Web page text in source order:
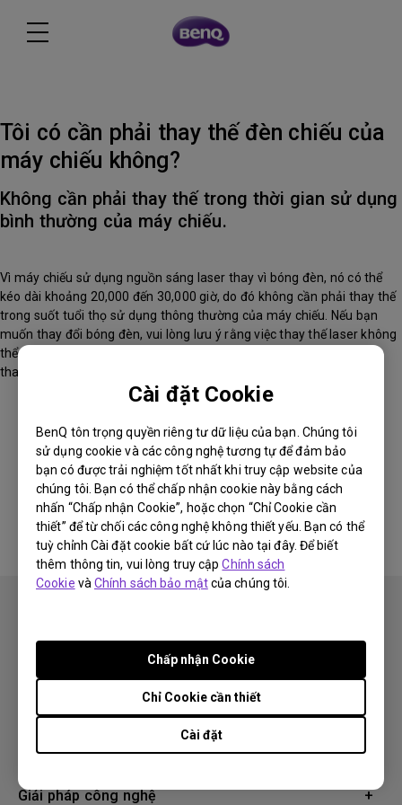
Cài đặt Cookie
BenQ tôn trọng quyền riêng tư dữ liệu của bạn. Chúng tôi
sử dụng cookie và các công nghệ tương tự để đảm bảo
bạn có được trải nghiệm tốt nhất khi truy cập website của
chúng tôi. Bạn có thể chấp nhận cookie này bằng cách
nhấn “Chấp nhận Cookie”, hoặc chọn “Chỉ Cookie cần
thiết” để từ chối các công nghệ không thiết yếu. Bạn có thể
tuỳ chỉnh Cài đặt cookie bất cứ lúc nào tại đây. Để biết
thêm thông tin, vui lòng truy cậpChính sách
Cookie vàChính sách bảo mậtcủa chúng tôi.
Cài đặt
Chỉ Cookie cần thiết
Chấp nhận Cookie
Tôi có cần phải thay thế đèn chiếu của
máy chiếu không?
Không cần phải thay thế trong thời gian sử dụng
bình thường của máy chiếu.
Vì máy chiếu sử dụng nguồn sáng laser thay vì bóng đèn, nó có thể
kéo dài khoảng 20,000 đến 30,000 giờ, do đó không cần phải thay thế
trong suốt tuổi thọ sử dụng thông thường của máy chiếu. Nếu bạn
muốn thay đổi bóng đèn, vui lòng lưu ý rằng việc thay thế laser không
thể thực hiện bởi người dùng, vui lòng liên hệ trung tâm dịch vụ để
thay thế.
Thông tin này có hữu ích không?
Có Không
Sản phẩm
Máy chiếu
Giải pháp công nghệ